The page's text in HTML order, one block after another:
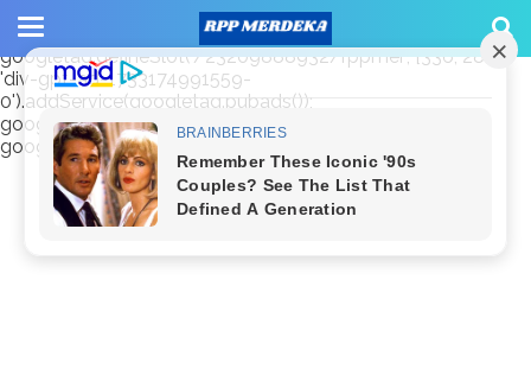
window.googletag = window.googletag || {cmd: []};
googletag.cmd.push(function() {
googletag.defineSlot('/23209888932/rppmer', [336, 280],
'div-gpt-ad-1733174991559-
0').addService(googletag.pubads());
googletag.pubads().enableSingleRequest();
googletag.enableServices(); });